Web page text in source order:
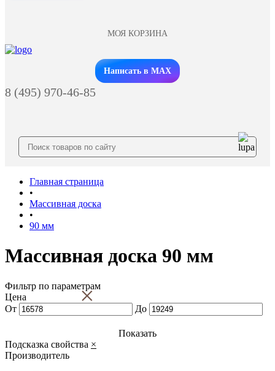
МОЯ КОРЗИНА
Заказать звонок
Написать в MAX
8 (495) 970-46-85
Главная страница
•
Массивная доска
•
90 мм
Массивная доска 90 мм
Фильтр по параметрам
×
Цена
От
До
Показать
Подсказка свойства ×
Производитель